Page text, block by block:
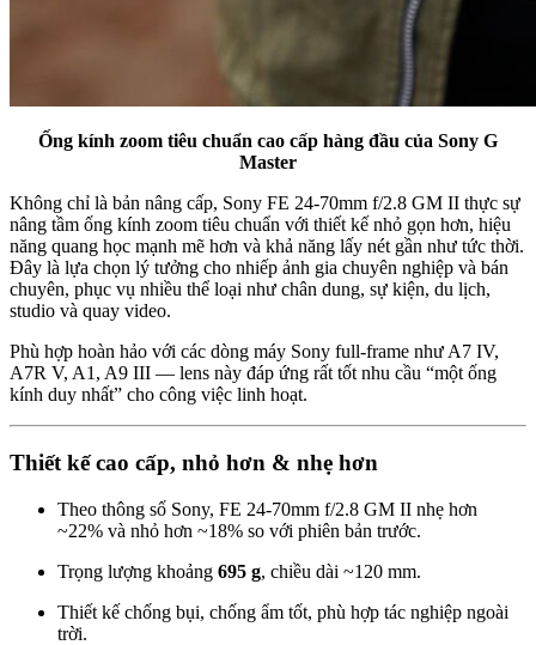
Ống kính zoom tiêu chuẩn cao cấp hàng đầu của Sony G
Master
Không chỉ là bản nâng cấp, Sony FE 24-70mm f/2.8 GM II thực sự
nâng tầm ống kính zoom tiêu chuẩn với thiết kế nhỏ gọn hơn, hiệu
năng quang học mạnh mẽ hơn và khả năng lấy nét gần như tức thời.
Đây là lựa chọn lý tưởng cho nhiếp ảnh gia chuyên nghiệp và bán
chuyên, phục vụ nhiều thể loại như chân dung, sự kiện, du lịch,
studio và quay video.
Phù hợp hoàn hảo với các dòng máy Sony full-frame như A7 IV,
A7R V, A1, A9 III — lens này đáp ứng rất tốt nhu cầu “một ống
kính duy nhất” cho công việc linh hoạt.
Thiết kế cao cấp, nhỏ hơn & nhẹ hơn
Theo thông số Sony, FE 24-70mm f/2.8 GM II nhẹ hơn
~22% và nhỏ hơn ~18% so với phiên bản trước.
Trọng lượng khoảng 695 g, chiều dài ~120 mm.
Thiết kế chống bụi, chống ẩm tốt, phù hợp tác nghiệp ngoài
trời.